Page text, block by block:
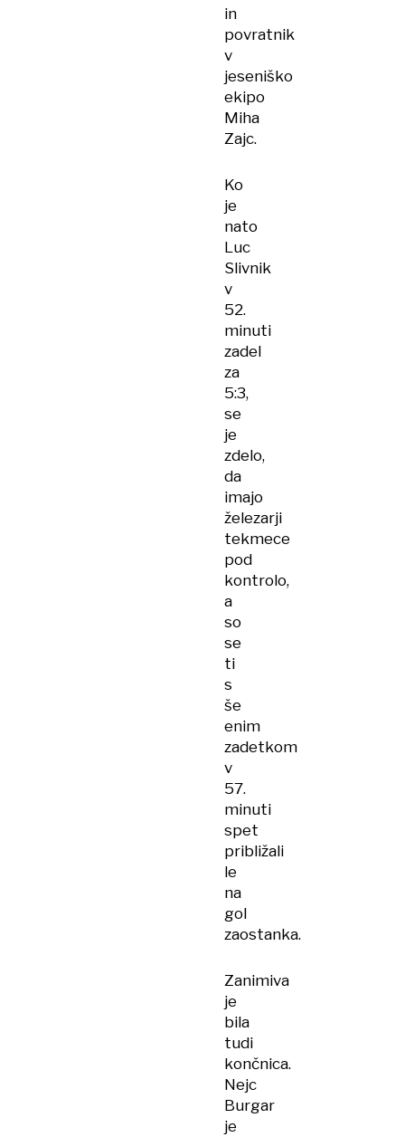
in
povratnik
v
jeseniško
ekipo
Miha
Zajc.
Ko
je
nato
Luc
Slivnik
v
52.
minuti
zadel
za
5:3,
se
je
zdelo,
da
imajo
železarji
tekmece
pod
kontrolo,
a
so
se
ti
s
še
enim
zadetkom
v
57.
minuti
spet
približali
le
na
gol
zaostanka.
Zanimiva
je
bila
tudi
končnica.
Nejc
Burgar
je